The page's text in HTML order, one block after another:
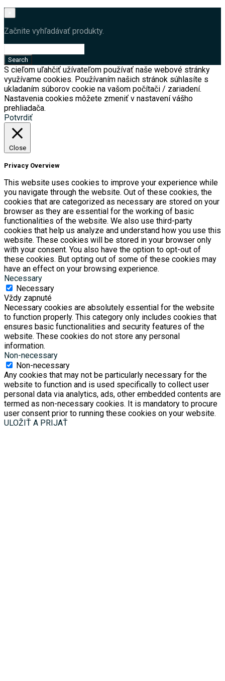
Začnite vyhľadávať produkty.
S cieľom uľahčiť užívateľom používať naše webové stránky
využívame cookies. Používaním našich stránok súhlasíte s
ukladaním súborov cookie na vašom počítači / zariadení.
Nastavenia cookies môžete zmeniť v nastavení vášho
prehliadača.
Potvrdiť
Close
Privacy Overview
This website uses cookies to improve your experience while
you navigate through the website. Out of these cookies, the
cookies that are categorized as necessary are stored on your
browser as they are essential for the working of basic
functionalities of the website. We also use third-party
cookies that help us analyze and understand how you use this
website. These cookies will be stored in your browser only
with your consent. You also have the option to opt-out of
these cookies. But opting out of some of these cookies may
have an effect on your browsing experience.
Necessary
Necessary
Vždy zapnuté
Necessary cookies are absolutely essential for the website
to function properly. This category only includes cookies that
ensures basic functionalities and security features of the
website. These cookies do not store any personal
information.
Non-necessary
Non-necessary
Any cookies that may not be particularly necessary for the
website to function and is used specifically to collect user
personal data via analytics, ads, other embedded contents are
termed as non-necessary cookies. It is mandatory to procure
user consent prior to running these cookies on your website.
ULOŽIŤ A PRIJAŤ